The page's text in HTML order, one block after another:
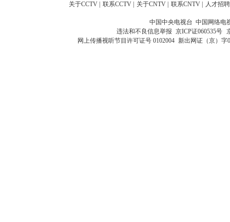
关于CCTV 联系CCTV 关于CNTV 联系CNTV 人才招聘
中国中央电视台 中国网络电
违法和不良信息举报 京ICP证060535号
网上传播视听节目许可证号 0102004 新出网证（京）